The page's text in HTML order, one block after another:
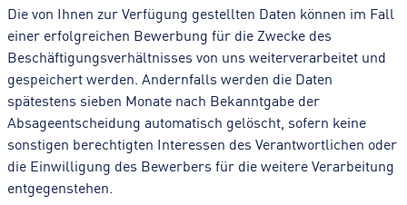
Die von Ihnen zur Verfügung gestellten Daten können im Fall
einer erfolgreichen Bewerbung für die Zwecke des
Beschäftigungsverhältnisses von uns weiterverarbeitet und
gespeichert werden. Andernfalls werden die Daten
spätestens sieben Monate nach Bekanntgabe der
Absageentscheidung automatisch gelöscht, sofern keine
sonstigen berechtigten Interessen des Verantwortlichen oder
die Einwilligung des Bewerbers für die weitere Verarbeitung
entgegenstehen.